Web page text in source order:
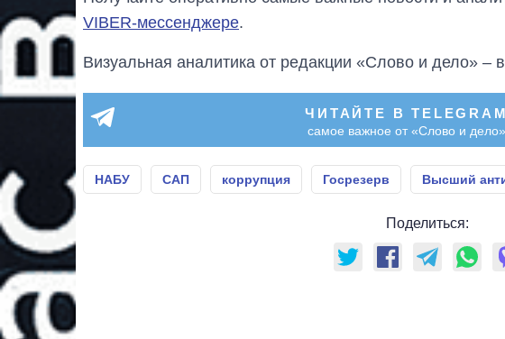
VIBER-мессенджере.
Визуальная аналитика от редакции «Слово и дело» –
ЧИТАЙТЕ В TELEGRAM
самое важное от «Слово и дело»
НАБУ САП коррупция Госрезерв Высший
Поделиться: